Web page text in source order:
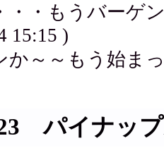
・・もうバーゲ
15:15 )
か～～もう始ま
パイナッ